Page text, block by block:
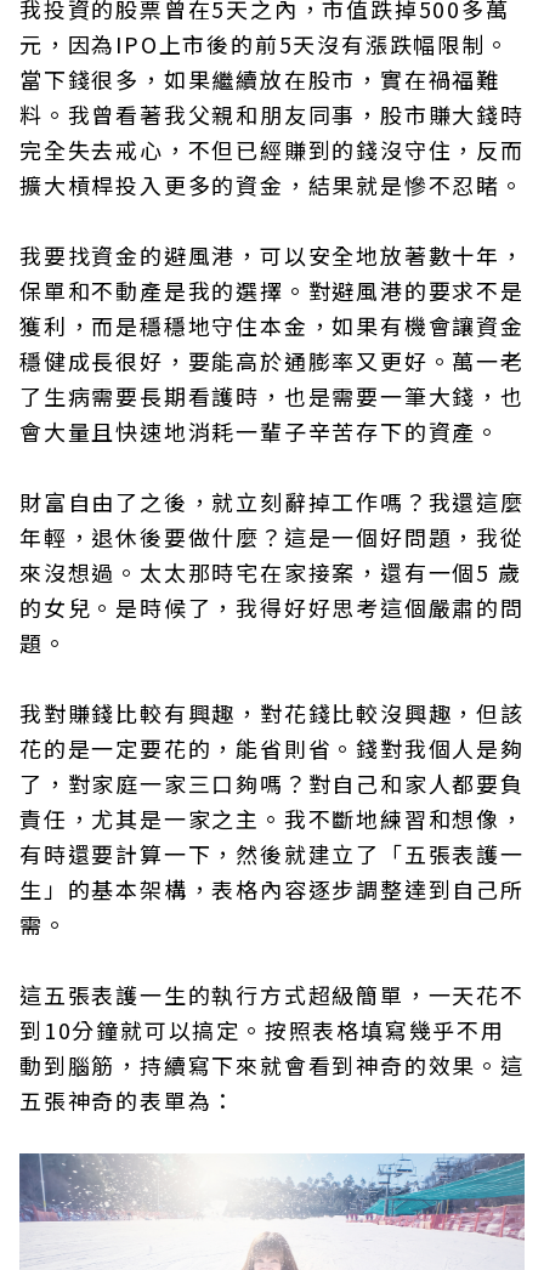
我投資的股票曾在5天之內，市值跌掉500多萬
元，因為IPO上市後的前5天沒有漲跌幅限制。
當下錢很多，如果繼續放在股市，實在禍福難
料。我曾看著我父親和朋友同事，股市賺大錢時
完全失去戒心，不但已經賺到的錢沒守住，反而
擴大槓桿投入更多的資金，結果就是慘不忍睹。
我要找資金的避風港，可以安全地放著數十年，
保單和不動產是我的選擇。對避風港的要求不是
獲利，而是穩穩地守住本金，如果有機會讓資金
穩健成長很好，要能高於通膨率又更好。萬一老
了生病需要長期看護時，也是需要一筆大錢，也
會大量且快速地消耗一輩子辛苦存下的資產。
財富自由了之後，就立刻辭掉工作嗎？我還這麼
年輕，退休後要做什麼？這是一個好問題，我從
來沒想過。太太那時宅在家接案，還有一個5 歲
的女兒。是時候了，我得好好思考這個嚴肅的問
題。
我對賺錢比較有興趣，對花錢比較沒興趣，但該
花的是一定要花的，能省則省。錢對我個人是夠
了，對家庭一家三口夠嗎？對自己和家人都要負
責任，尤其是一家之主。我不斷地練習和想像，
有時還要計算一下，然後就建立了「五張表護一
生」的基本架構，表格內容逐步調整達到自己所
需。
這五張表護一生的執行方式超級簡單，一天花不
到10分鐘就可以搞定。按照表格填寫幾乎不用
動到腦筋，持續寫下來就會看到神奇的效果。這
五張神奇的表單為：